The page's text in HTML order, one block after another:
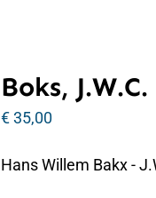
Boks, J.W.C.
€35,00
Hans Willem Bakx -